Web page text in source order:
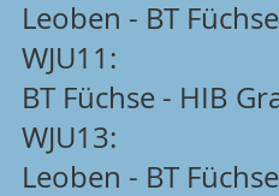
Leoben - BT
WJU11:
BT Füchse - HIB
WJU13:
Leoben - BT